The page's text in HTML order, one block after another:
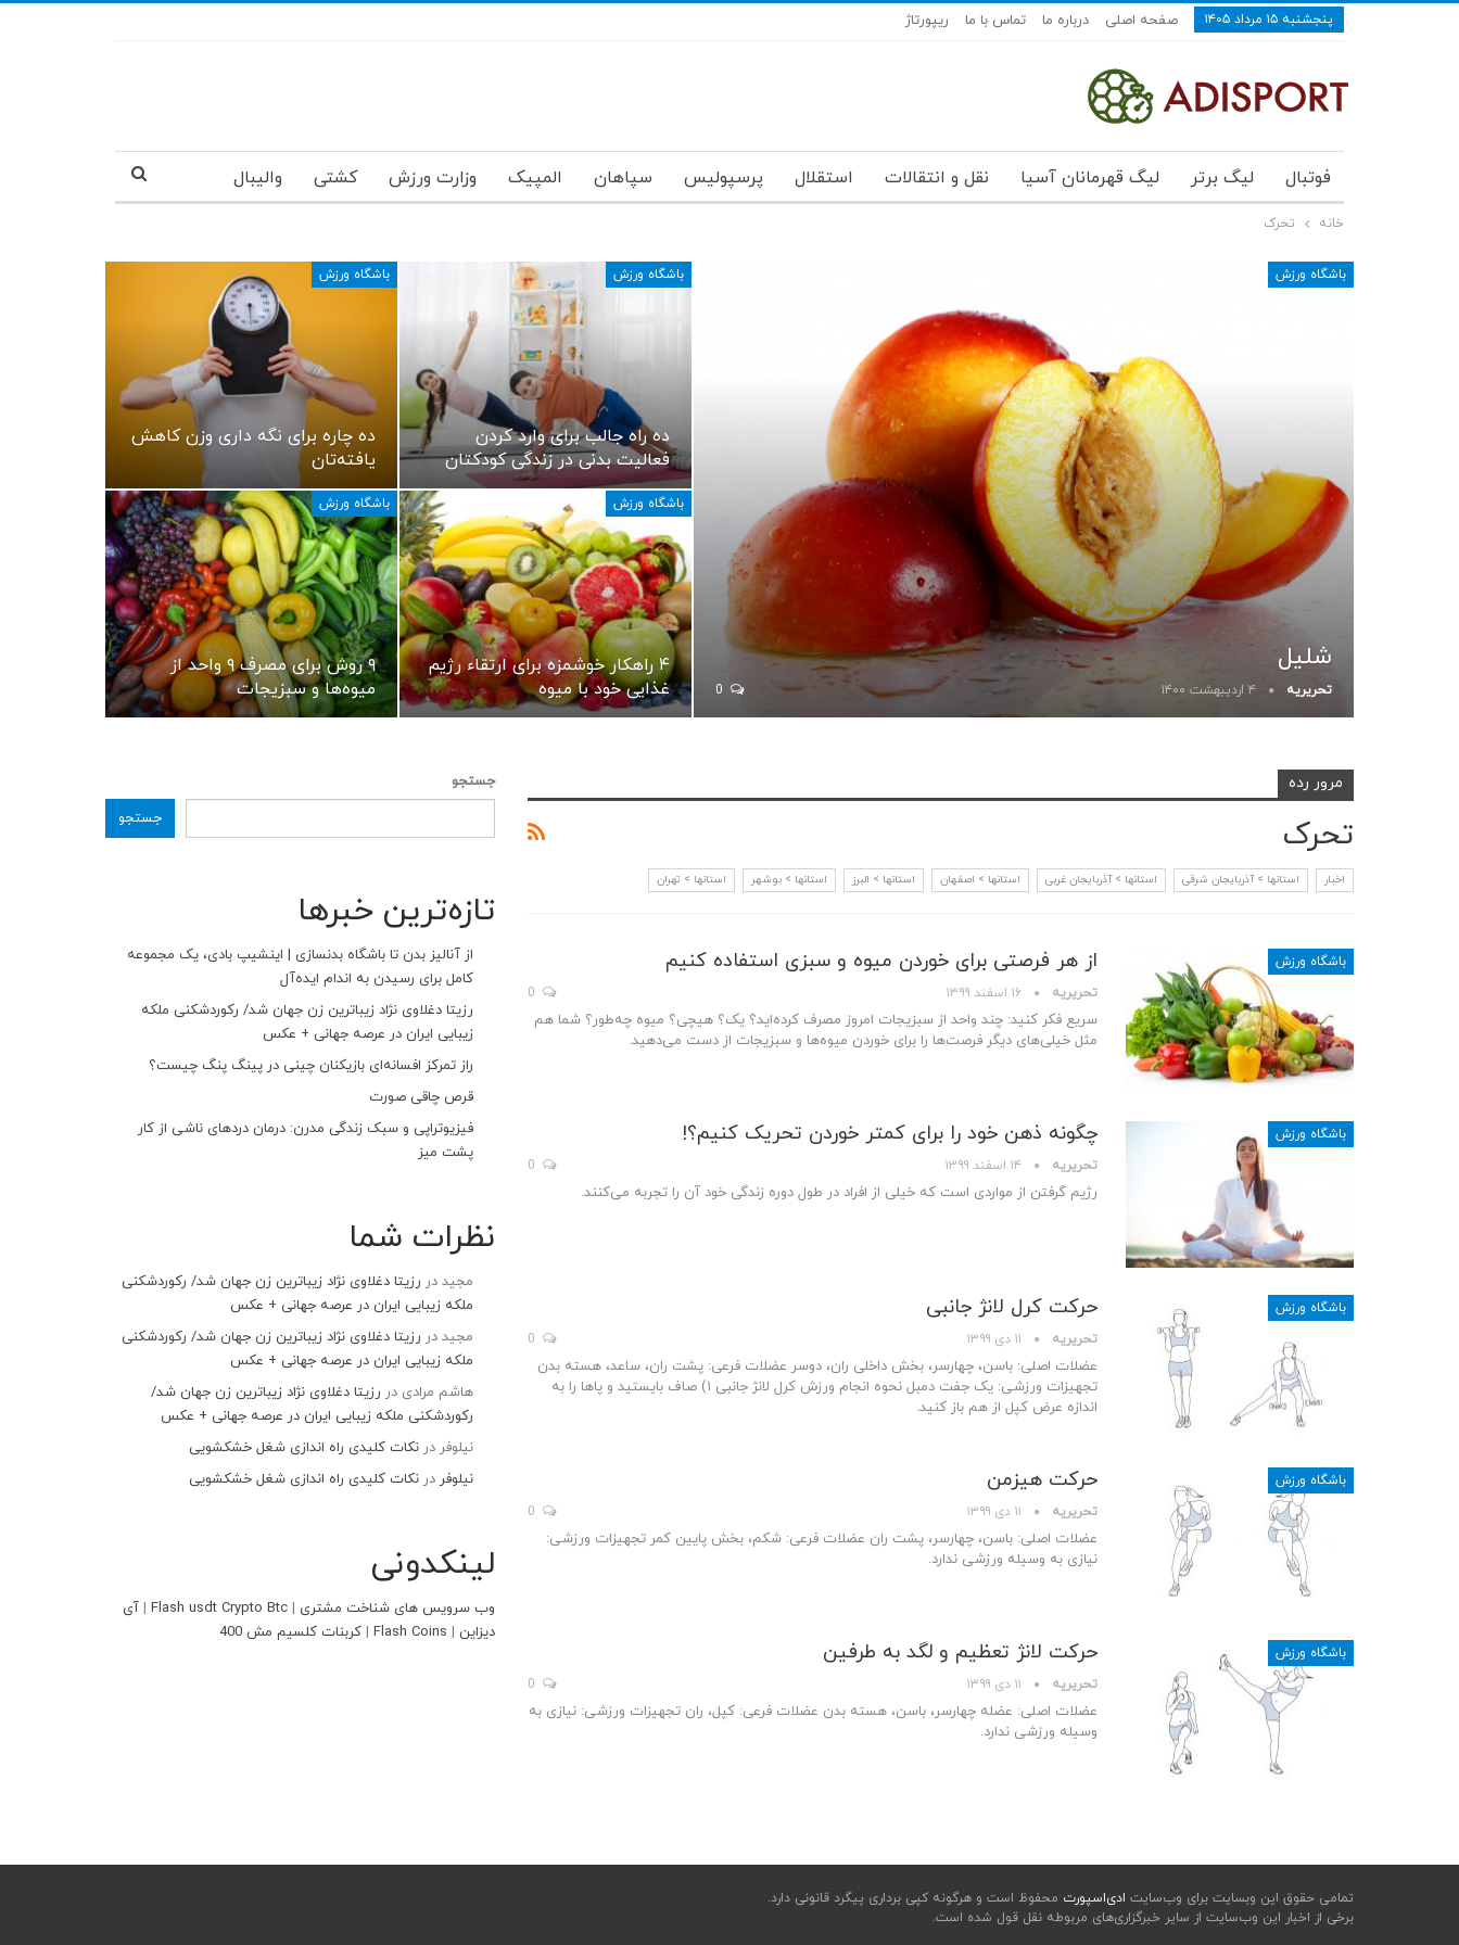
پنجشنبه ۱۵ مرداد ۱۴۰۵ صفحه اصلی درباره ما تماس با ما ریپورتاژ
فوتبال لیگ برتر لیگ قهرمانان آسیا نقل و انتقالات استقلال پرسپولیس سپاهان المپیک وزارت ورزش کشتی والیبال
خانه تحرک
باشگاه ورزش
شلیل
تحریریه ۴ اردیبهشت ۱۴۰۰
باشگاه ورزش
ده راه جالب برای وارد کردن
فعالیت بدنی در زندگی کودکتان
باشگاه ورزش
ده چاره برای نگه داری وزن کاهش
یافته‌تان
باشگاه ورزش
۴ راهکار خوشمزه برای ارتقاء رژیم
غذایی خود با میوه‌
باشگاه ورزش
۹ روش برای مصرف ۹ واحد از
میوه‌ها و سبزیجات
مرور رده
تحرک
اخبار استانها > آذربایجان شرقی استانها > آذربایجان غربی استانها > اصفهان استانها > البرز استانها > بوشهر استانها > تهران
باشگاه ورزش از هر فرصتی برای خوردن میوه و سبزی استفاده کنیم
تحریریه ۱۶ اسفند ۱۳۹۹
سریع فکر کنید: چند واحد از سبزیجات امروز مصرف کرده‌اید؟ یک؟ هیچی؟ میوه چه‌طور؟ شما هم
مثل خیلی‌های دیگر فرصت‌ها را برای خوردن میوه‌ها و سبزیجات از دست می‌دهید.
باشگاه ورزش چگونه ذهن خود را برای کمتر خوردن تحریک کنیم؟!
تحریریه ۱۴ اسفند ۱۳۹۹
رژیم گرفتن از مواردی است که خیلی از افراد در طول دوره زندگی خود آن را تجربه می‌کنند.
باشگاه ورزش حرکت کرل لانژ جانبی
تحریریه ۱۱ دی ۱۳۹۹
عضلات اصلی: باسن، چهارسر، بخش داخلی ران، دوسر عضلات فرعی: پشت ران، ساعد، هسته بدن
تجهیزات ورزشی: یک جفت دمبل نحوه انجام ورزش کرل لانژ جانبی ۱) صاف بایستید و پا‌ها را به
اندازه عرض کپل از هم باز کنید.
باشگاه ورزش حرکت هیزمن
تحریریه ۱۱ دی ۱۳۹۹
عضلات اصلی: باسن، چهارسر، پشت ران عضلات فرعی: شکم، بخش پایین کمر تجهیزات ورزشی:
نیازی به وسیله ورزشی ندارد.
باشگاه ورزش حرکت لانژ تعظیم و لگد به طرفین
تحریریه ۱۱ دی ۱۳۹۹
عضلات اصلی: عضله چهارسر، باسن، هسته بدن عضلات فرعی: کپل‌، ران تجهیزات ورزشی: نیازی به
وسیله ورزشی ندارد.
جستجو
جستجو
تازه‌ترین خبرها
از آنالیز بدن تا باشگاه بدنسازی | اینشیپ بادی، یک مجموعه
کامل برای رسیدن به اندام ایده‌آل
رزیتا دغلاوی نژاد زیباترین زن جهان شد/ رکوردشکنی ملکه
زیبایی ایران در عرصه جهانی + عکس
راز تمرکز افسانه‌ای بازیکنان چینی در پینگ پنگ چیست؟
قرص چاقی صورت
فیزیوتراپی و سبک زندگی مدرن: درمان دردهای ناشی از کار
پشت میز
نظرات شما
مجیددر رزیتا دغلاوی نژاد زیباترین زن جهان شد/ رکوردشکنی
ملکه زیبایی ایران در عرصه جهانی + عکس
مجیددر رزیتا دغلاوی نژاد زیباترین زن جهان شد/ رکوردشکنی
ملکه زیبایی ایران در عرصه جهانی + عکس
هاشم مرادی در رزیتا دغلاوی نژاد زیباترین زن جهان شد/
رکوردشکنی ملکه زیبایی ایران در عرصه جهانی + عکس
نیلوفر در نکات کلیدی راه اندازی شغل خشکشویی
نیلوفر در نکات کلیدی راه اندازی شغل خشکشویی
لینکدونی
وب سرویس های شناخت مشتری |
Flash usdt Crypto Btc
| آی
دیزاین|
Flash Coins
| کربنات کلسیم مش 400
تمامی حقوق این وبسایت برای وب‌سایت ادی‌اسپورت محفوظ است و هرگونه کپی برداری پیگرد قانونی دارد.
برخی از اخبار این وب‌سایت از سایر خبرگزاری‌های مربوطه نقل قول شده است.